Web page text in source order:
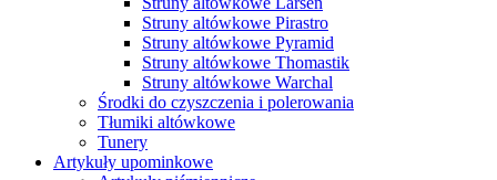
Struny altówkowe Pirastro
Struny altówkowe Pyramid
Struny altówkowe Thomastik
Struny altówkowe Warchal
Środki do czyszczenia i polerowania
Tłumiki altówkowe
Tunery
Artykuły upominkowe